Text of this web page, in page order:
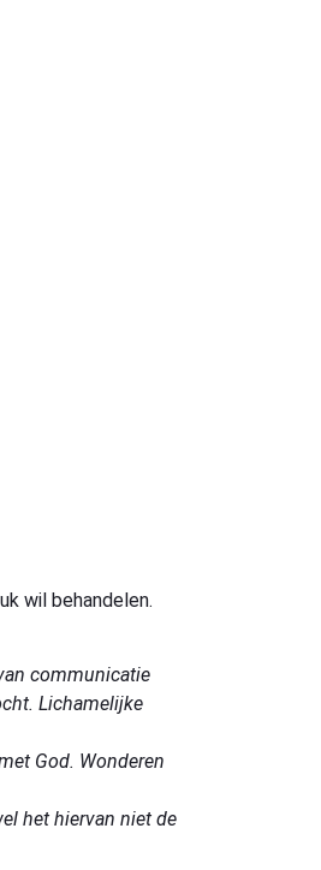
wil behandelen.
communicatie
Lichamelijke
God. Wonderen
het hiervan niet de